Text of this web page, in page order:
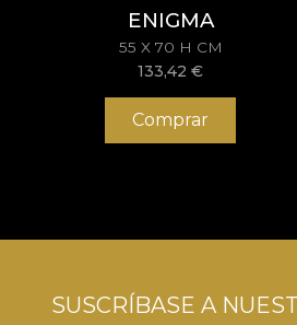
ENIGMA
55 X 70 H CM
133,42€
Comprar
SUSCRÍBASE A